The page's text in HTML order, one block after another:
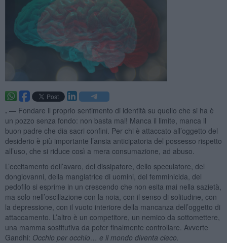
. — Fondare il proprio sentimento di identità su quello che si ha è
un pozzo senza fondo: non basta mai! Manca il limite, manca il
buon padre che dia sacri confini. Per chi è attaccato all’oggetto del
desiderio è più importante l’ansia anticipatoria del possesso rispetto
all’uso, che si riduce così a mera consumazione, ad abuso.
L’eccitamento dell’avaro, del dissipatore, dello speculatore, del
dongiovanni, della mangiatrice di uomini, del femminicida, del
pedofilo si esprime in un crescendo che non esita mai nella sazietà,
ma solo nell’oscillazione con la noia, con il senso di solitudine, con
la depressione, con il vuoto interiore della mancanza dell’oggetto di
attaccamento. L’altro è un competitore, un nemico da sottomettere,
una mamma sostitutiva da poter finalmente controllare. Avverte
Gandhi: Occhio per occhio… e il mondo diventa cieco.